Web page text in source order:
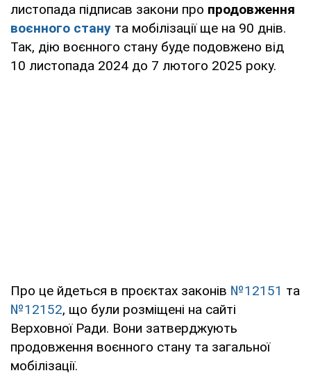
листопада підписав закони про продовження
воєнного стану та мобілізації ще на 90 днів.
Так, дію воєнного стану буде подовжено від
10 листопада 2024 до 7 лютого 2025 року.
Про це йдеться в проєктах законів №12151 та
№12152, що були розміщені на сайті
Верховної Ради. Вони затверджують
продовження воєнного стану та загальної
мобілізації.